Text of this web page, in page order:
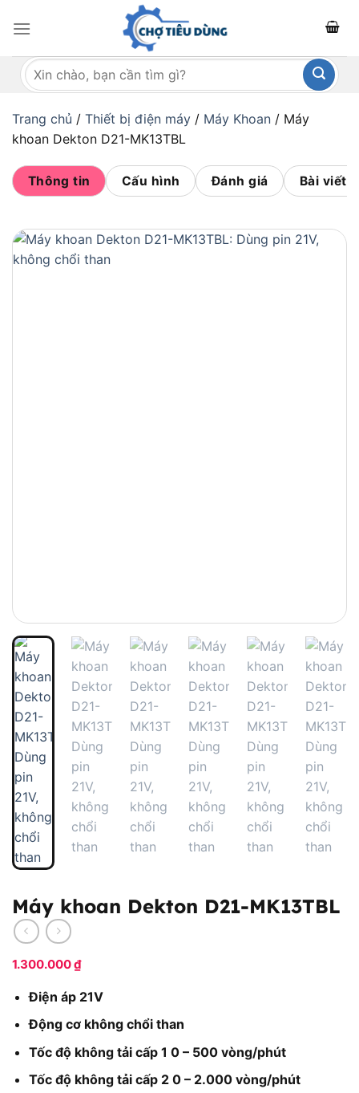
qua
dungTìm
kiếm:
Trang chủ / Thiết bị điện máy / Máy Khoan / Máy
khoan Dekton D21-MK13TBL
Thông tin Cấu hình Đánh giá Bài viết
Máy khoan Dekton D21-MK13TBL
1.300.000₫
Điện áp 21V
Động cơ không chổi than
Tốc độ không tải cấp 1 0 – 500 vòng/phút
Tốc độ không tải cấp 2 0 – 2.000 vòng/phút